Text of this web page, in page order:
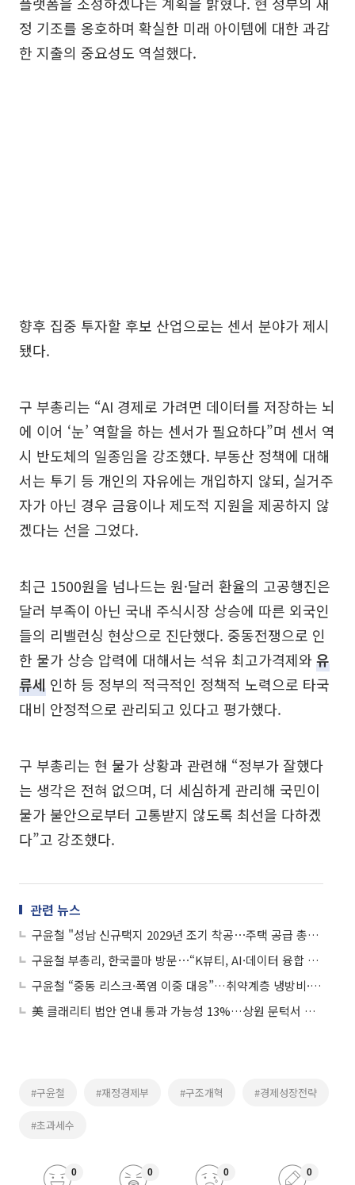
정 기조를 옹호하며 확실한 미래 아이템에 대한 과감
한 지출의 중요성도 역설했다.
향후 집중 투자할 후보 산업으로는 센서 분야가 제시
됐다.
구 부총리는 “AI 경제로 가려면 데이터를 저장하는 뇌
에 이어 ‘눈’ 역할을 하는 센서가 필요하다”며 센서 역
시 반도체의 일종임을 강조했다. 부동산 정책에 대해
서는 투기 등 개인의 자유에는 개입하지 않되, 실거주
자가 아닌 경우 금융이나 제도적 지원을 제공하지 않
겠다는 선을 그었다.
최근 1500원을 넘나드는 원·달러 환율의 고공행진은
달러 부족이 아닌 국내 주식시장 상승에 따른 외국인
들의 리밸런싱 현상으로 진단했다. 중동전쟁으로 인
한 물가 상승 압력에 대해서는 석유 최고가격제와유
류세 인하 등 정부의 적극적인 정책적 노력으로 타국
대비 안정적으로 관리되고 있다고 평가했다.
구 부총리는 현 물가 상황과 관련해 “정부가 잘했다
는 생각은 전혀 없으며, 더 세심하게 관리해 국민이
물가 불안으로부터 고통받지 않도록 최선을 다하겠
다”고 강조했다.
관련 뉴스
구윤철 "성남 신규택지 2029년 조기 착공⋯주택 공급 총력"
구윤철 부총리, 한국콜마 방문⋯“K뷰티, AI·데이터 융합 미래 전략산업으로”
구윤철 “중동 리스크·폭염 이중 대응”…취약계층 냉방비·먹거리 물가 점검
美 클래리티 법안 연내 통과 가능성 13%…상원 문턱서 제동
#구윤철 #재정경제부 #구조개혁 #경제성장전략
#초과세수
0 0 0 0